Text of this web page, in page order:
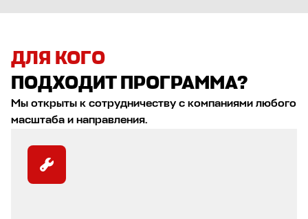
ДЛЯ КОГО
ПОДХОДИТ ПРОГРАММА?
Мы открыты к сотрудничеству с компаниями любого
масштаба и направления.